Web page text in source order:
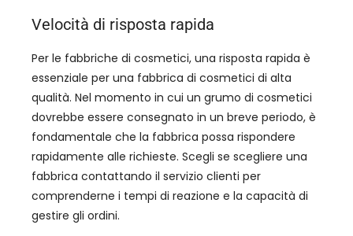
Velocità di risposta rapida
Per le fabbriche di cosmetici, una risposta rapida è
essenziale per una fabbrica di cosmetici di alta
qualità. Nel momento in cui un grumo di cosmetici
dovrebbe essere consegnato in un breve periodo, è
fondamentale che la fabbrica possa rispondere
rapidamente alle richieste. Scegli se scegliere una
fabbrica contattando il servizio clienti per
comprenderne i tempi di reazione e la capacità di
gestire gli ordini.